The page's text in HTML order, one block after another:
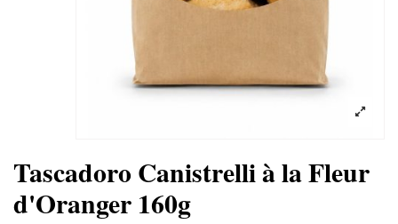
Tascadoro Canistrelli à la Fleur
d'Oranger 160g